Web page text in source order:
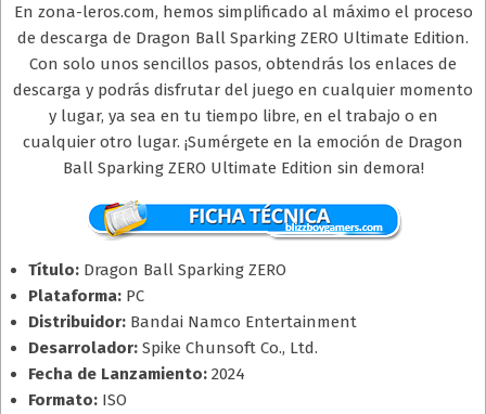
En zona-leros.com, hemos simplificado al máximo el proceso
de descarga de Dragon Ball Sparking ZERO Ultimate Edition.
Con solo unos sencillos pasos, obtendrás los enlaces de
descarga y podrás disfrutar del juego en cualquier momento
y lugar, ya sea en tu tiempo libre, en el trabajo o en
cualquier otro lugar. ¡Sumérgete en la emoción de Dragon
Ball Sparking ZERO Ultimate Edition sin demora!
Título: Dragon Ball Sparking ZERO
Plataforma: PC
Distribuidor: Bandai Namco Entertainment
Desarrolador: Spike Chunsoft Co., Ltd.
Fecha de Lanzamiento: 2024
Formato: ISO